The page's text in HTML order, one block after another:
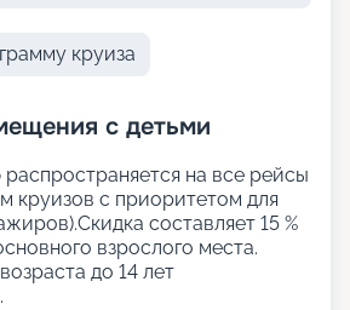
круиза
с детьми
на все рейсы
круизов с приоритетом для
составляет 15 %
взрослого места.
до 14 лет